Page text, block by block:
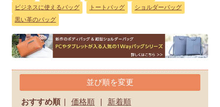
ビジネスに使えるバッグ
トートバッグ
ショルダーバッグ
黒い革のバッグ
並び順を変更
おすすめ順 価格順 新着順